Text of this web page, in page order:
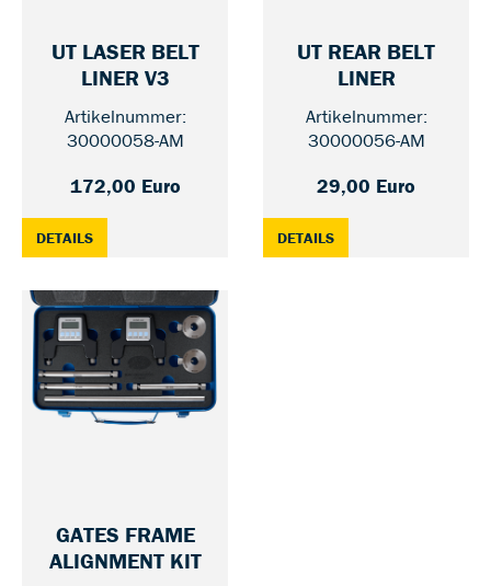
UT LASER BELT
LINER V3— 30000058-AM
Artikelnummer:
30000058-AM
172,00 Euro
DETAILS: UT LASER BELT LINER V3 — 30000058-AM
UT REAR BELT
LINER—
Artikelnummer:
30000056-AM
29,00 Euro
DETAILS: UT REAR BELT
GATES FRAME
ALIGNMENT KIT— 30000057-AM